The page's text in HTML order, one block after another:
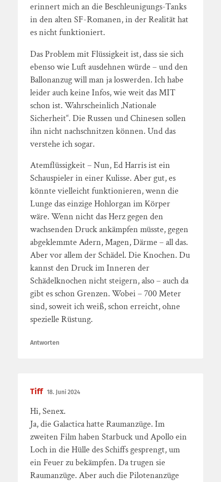
erinnert mich an die Beschleunigungs-Tanks
in den alten SF-Romanen, in der Realität hat
es nicht funktioniert.
Das Problem mit Flüssigkeit ist, dass sie sich
ebenso wie Luft ausdehnen würde – und den
Ballonanzug will man ja loswerden. Ich habe
leider auch keine Infos, wie weit das MIT
schon ist. Wahrscheinlich ‚Nationale
Sicherheit“. Die Russen und Chinesen sollen
ihn nicht nachschnitzen können. Und das
verstehe ich sogar.
Atemflüssigkeit – Nun, Ed Harris ist ein
Schauspieler in einer Kulisse. Aber gut, es
könnte vielleicht funktionieren, wenn die
Lunge das einzige Hohlorgan im Körper
wäre. Wenn nicht das Herz gegen den
wachsenden Druck ankämpfen müsste, gegen
abgeklemmte Adern, Magen, Därme – all das.
Aber vor allem der Schädel. Die Knochen. Du
kannst den Druck im Inneren der
Schädelknochen nicht steigern, also – auch da
gibt es schon Grenzen. Wobei – 700 Meter
sind, soweit ich weiß, schon erreicht, ohne
spezielle Rüstung.
Antworten
Tiff 18. Juni 2024
Hi, Senex.
Ja, die Galactica hatte Raumanzüge. Im
zweiten Film haben Starbuck und Apollo ein
Loch in die Hülle des Schiffs gesprengt, um
ein Feuer zu bekämpfen. Da trugen sie
Raumanzüge. Aber auch die Pilotenanzüge